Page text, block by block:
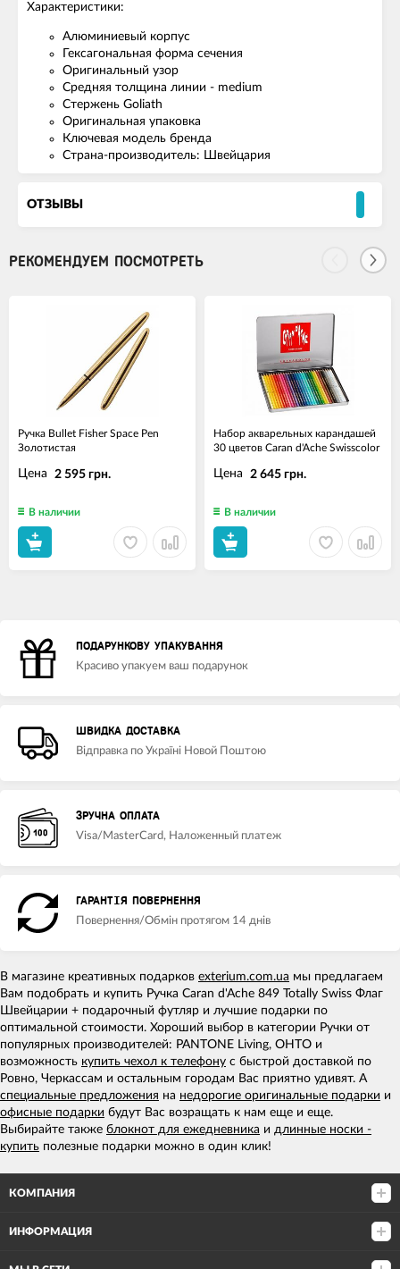
Характеристики:
Алюминиевый корпус
Гексагональная форма сечения
Оригинальный узор
Средняя толщина линии - medium
Стержень Goliath
Оригинальная упаковка
Ключевая модель бренда
Страна-производитель: Швейцария
ОТЗЫВЫ
РЕКОМЕНДУЕМ ПОСМОТРЕТЬ
Ручка Bullet Fisher Space Pen
Золотистая
Цена 2 595 грн.
В наличии
Набор акварельных карандашей
30 цветов Caran d'Ache Swisscolor
Цена 2 645 грн.
В наличии
ПОДАРУНКОВУ УПАКУВАННЯ
Красиво упакуем ваш подарунок
ШВИДКА ДОСТАВКА
Відправка по Україні Новой Поштою
ЗРУЧНА ОПЛАТА
Visa/MasterCard, Наложенный платеж
ГАРАНТІЯ ПОВЕРНЕННЯ
Повернення/Обмін протягом 14 днів
В магазине креативных подарков exterium.com.ua мы предлагаем
Вам подобрать и купить Ручка Caran d'Ache 849 Totally Swiss Флаг
Швейцарии + подарочный футляр и лучшие подарки по
оптимальной стоимости. Хороший выбор в категории Ручки от
популярных производителей: PANTONE Living, OHTO и
возможность купить чехол к телефону с быстрой доставкой по
Ровно, Черкассам и остальным городам Вас приятно удивят. А
специальные предложения на недорогие оригинальные подарки и
офисные подарки будут Вас возращать к нам еще и еще.
Выбирайте также блокнот для ежедневника и длинные носки -
купить полезные подарки можно в один клик!
КОМПАНИЯ
ИНФОРМАЦИЯ